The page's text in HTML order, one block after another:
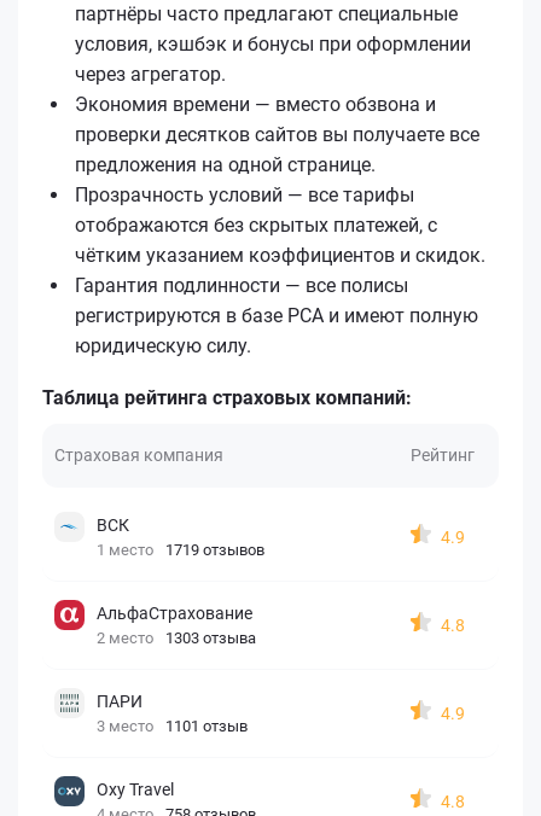
партнёры часто предлагают специальные
условия, кэшбэк и бонусы при оформлении
через агрегатор.
Экономия времени — вместо обзвона и
проверки десятков сайтов вы получаете все
предложения на одной странице.
Прозрачность условий — все тарифы
отображаются без скрытых платежей, с
чётким указанием коэффициентов и скидок.
Гарантия подлинности — все полисы
регистрируются в базе РСА и имеют полную
юридическую силу.
Таблица рейтинга страховых компаний:
Страховая компания Рейтинг
ВСК
1 место 1719 отзывов
4.9
АльфаСтрахование
2 место 1303 отзыва
4.8
ПАРИ
3 место 1101 отзыв
4.9
Oxy Travel
4.8